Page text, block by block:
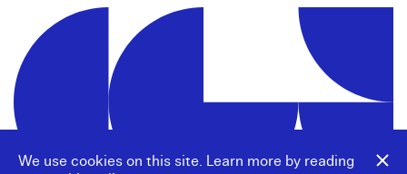
We use cookies on this site. Learn more by reading